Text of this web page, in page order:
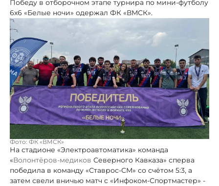
Победу в отборочном этапе турнира по мини-футболу
6х6 «Белые ночи» одержал ФК «ВМСК».
Фото: ФК «ВМСК»
На стадионе «Электроавтоматика» команда
«Волонтёров-медиков Северного Кавказа» сперва
победила в команду «Ставрос-СМ» со счётом 5:3, а
затем свели вничью матч с «Инфоком-Спортмастер» -